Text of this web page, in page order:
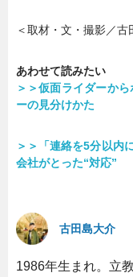
＜取材・文・撮影／古
あわせて読みたい
＞＞仮面ライダーか
ーの見分けかた
＞＞「連絡を5分以内
会社がとった“対応”
古田島大介
1986年生まれ。立